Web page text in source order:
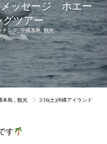
メッセージ ホエー
グツアー
チング,沖縄本島,観光
本島 観光
2/16(土)沖縄アイランド
す